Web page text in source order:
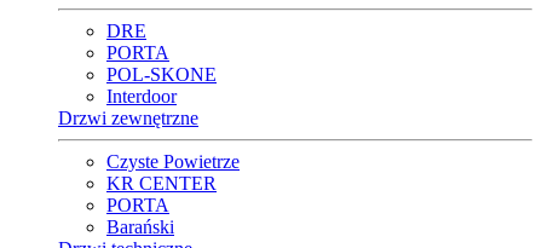
DRE
PORTA
POL-SKONE
Interdoor
Drzwi zewnętrzne
Czyste Powietrze
KR CENTER
PORTA
Barański